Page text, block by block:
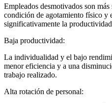
Empleados desmotivados son
condición de agotamiento físico y
significativamente la
Baja productividad:
La individualidad y el bajo
menor eficiencia y a una
trabajo realizado.
Alta rotación de personal: